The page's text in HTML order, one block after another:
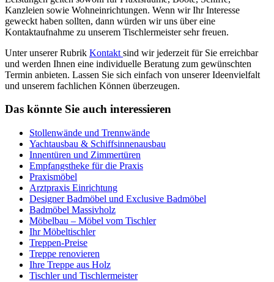
Kanzleien sowie Wohneinrichtungen. Wenn wir Ihr Interesse
geweckt haben sollten, dann würden wir uns über eine
Kontaktaufnahme zu unserem Tischlermeister sehr freuen.
Unter unserer Rubrik Kontakt sind wir jederzeit für Sie erreichbar
und werden Ihnen eine individuelle Beratung zum gewünschten
Termin anbieten. Lassen Sie sich einfach von unserer Ideenvielfalt
und unserem fachlichen Können überzeugen.
Das könnte Sie auch interessieren
Stollenwände und Trennwände
Yachtausbau & Schiffsinnenausbau
Innentüren und Zimmertüren
Empfangstheke für die Praxis
Praxismöbel
Arztpraxis Einrichtung
Designer Badmöbel und Exclusive Badmöbel
Badmöbel Massivholz
Möbelbau – Möbel vom Tischler
Ihr Möbeltischler
Treppen-Preise
Treppe renovieren
Ihre Treppe aus Holz
Tischler und Tischlermeister